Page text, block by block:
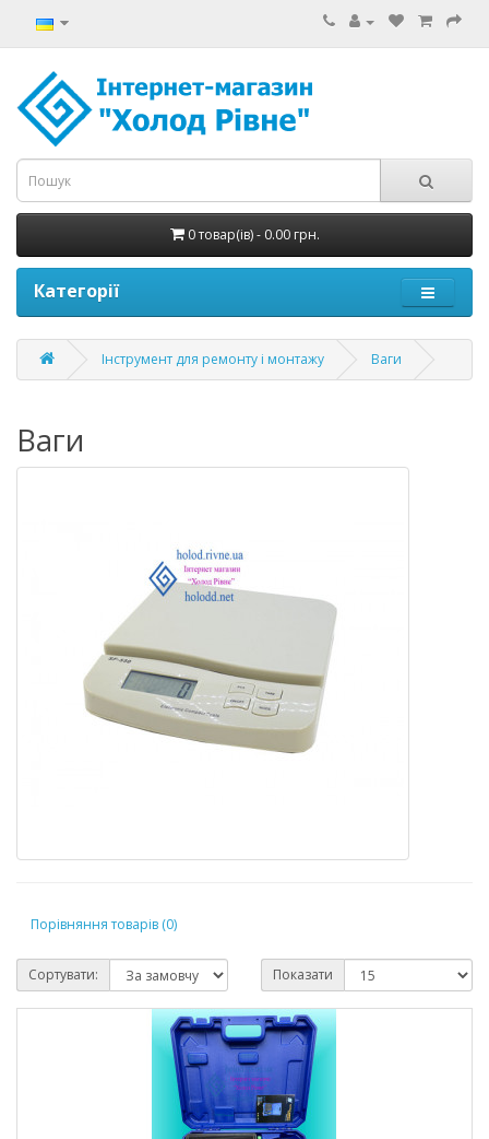
0 товар(ів) - 0.00 грн.
Категорії
Інструмент для ремонту і монтажу Ваги
Ваги
Порівняння товарів (0)
Сортувати: Показати